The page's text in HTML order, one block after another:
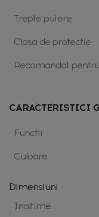
Trepte putere
Clasa de protectie
Recomandat
CARACTERISTICI
Functii
Culoare
Dimensiuni
Inaltime